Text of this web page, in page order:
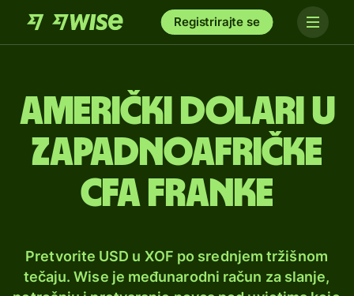
Registrirajte se
Američki dolari u
zapadnoafričke
CFA franke
Pretvorite USD u XOF po srednjem tržišnom
tečaju. Wise je međunarodni račun za slanje,